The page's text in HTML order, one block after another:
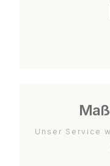
Unser Service